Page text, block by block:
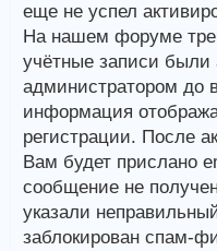
еще не успел
На нашем форуме
учётные записи были
администратором до
информация
регистрации. После
Вам будет прислано
сообщение не
указали
заблокирован спам-